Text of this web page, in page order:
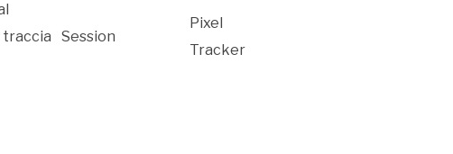
traccia
Session
Pixel
Tracker